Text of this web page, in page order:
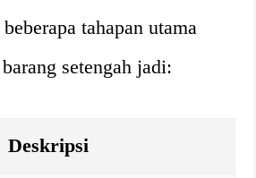
tahapan utama
setengah jadi:
Deskripsi